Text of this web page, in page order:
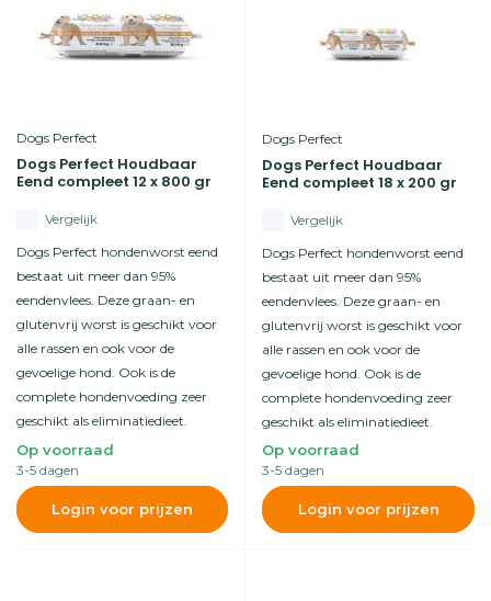
Dogs Perfect
Dogs Perfect Houdbaar
Eend compleet 12 x 800 gr
Vergelijk
Dogs Perfect hondenworst eend
bestaat uit meer dan 95%
eendenvlees. Deze graan- en
glutenvrij worst is geschikt voor
alle rassen en ook voor de
gevoelige hond. Ook is de
complete hondenvoeding zeer
geschikt als eliminatiedieet.
Op voorraad
3-5 dagen
Login voor prijzen
Dogs Perfect
Dogs Perfect Houdbaar
Eend compleet 18 x 200 gr
Vergelijk
Dogs Perfect hondenworst eend
bestaat uit meer dan 95%
eendenvlees. Deze graan- en
glutenvrij worst is geschikt voor
alle rassen en ook voor de
gevoelige hond. Ook is de
complete hondenvoeding zeer
geschikt als eliminatiedieet.
Op voorraad
3-5 dagen
Login voor prijzen